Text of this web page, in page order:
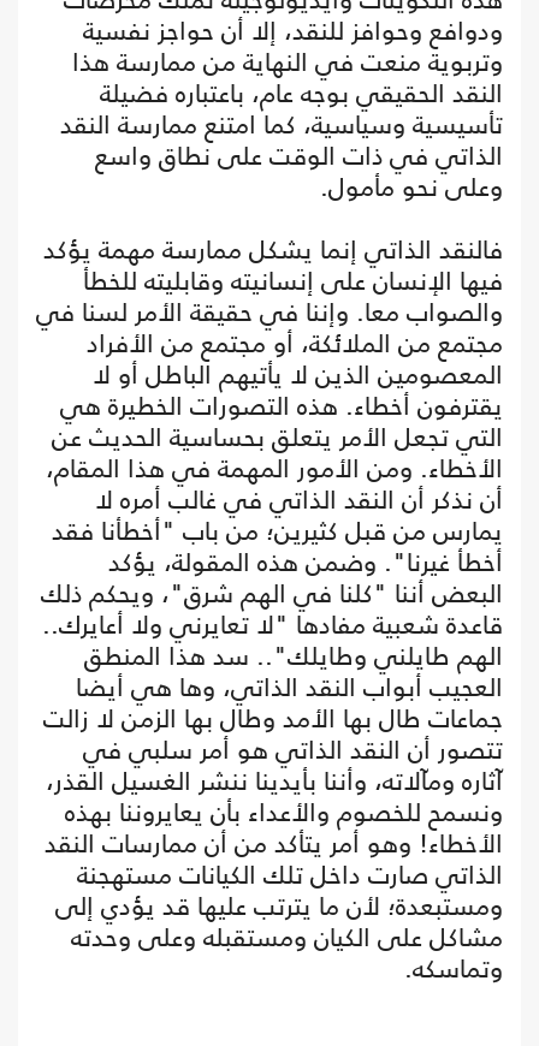
ودوافع وحوافز للنقد، إلا أن حواجز نفسية
وتربوية منعت في النهاية من ممارسة هذا
النقد الحقيقي بوجه عام، باعتباره فضيلة
تأسيسية وسياسية، كما امتنع ممارسة النقد
الذاتي في ذات الوقت على نطاق واسع
وعلى نحو مأمول.
فالنقد الذاتي إنما يشكل ممارسة مهمة يؤكد
فيها الإنسان على إنسانيته وقابليته للخطأ
والصواب معا. وإننا في حقيقة الأمر لسنا في
مجتمع من الملائكة، أو مجتمع من الأفراد
المعصومين الذين لا يأتيهم الباطل أو لا
يقترفون أخطاء. هذه التصورات الخطيرة هي
التي تجعل الأمر يتعلق بحساسية الحديث عن
الأخطاء. ومن الأمور المهمة في هذا المقام،
أن نذكر أن النقد الذاتي في غالب أمره لا
يمارس من قبل كثيرين؛ من باب "أخطأنا فقد
أخطأ غيرنا". وضمن هذه المقولة، يؤكد
البعض أننا "كلنا في الهم شرق"، ويحكم ذلك
قاعدة شعبية مفادها "لا تعايرني ولا أعايرك..
الهم طايلني وطايلك".. سد هذا المنطق
العجيب أبواب النقد الذاتي، وها هي أيضا
جماعات طال بها الأمد وطال بها الزمن لا زالت
تتصور أن النقد الذاتي هو أمر سلبي في
آثاره ومآلاته، وأننا بأيدينا ننشر الغسيل القذر،
ونسمح للخصوم والأعداء بأن يعايروننا بهذه
الأخطاء! وهو أمر يتأكد من أن ممارسات النقد
الذاتي صارت داخل تلك الكيانات مستهجنة
ومستبعدة؛ لأن ما يترتب عليها قد يؤدي إلى
مشاكل على الكيان ومستقبله وعلى وحدته
وتماسكه.